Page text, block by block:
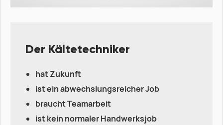
Der Kältetechniker
hat Zukunft
ist ein abwechslungsreicher Job
braucht Teamarbeit
ist kein normaler Handwerksjob